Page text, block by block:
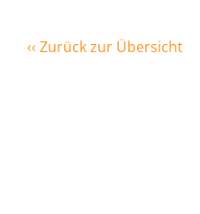
‹‹ Zurück zur Übersicht